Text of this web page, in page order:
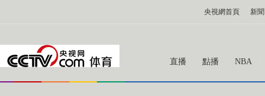
央視網首頁 新聞
直播 點播 NBA